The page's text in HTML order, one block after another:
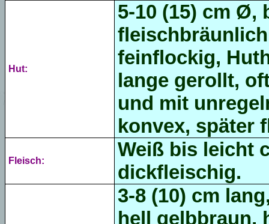
Hut:
5-10 (15) cm Ø,
feinflockig,
lange gerollt,
und mit
konvex, später
Fleisch:
Weiß bis leicht
dickfleischig.
3-8 (10) cm
hell gelbbraun,